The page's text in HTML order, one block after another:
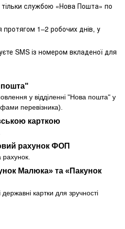
тільки службою «Нова Пошта» по
1–2 робочих днів, у
SMS із номером вкладеної для
пошта"
у відділенні "Нова пошта" у
перевізника).
карткою
рахунок ФОП
Малюка» та «Пакунок
картки для зручності